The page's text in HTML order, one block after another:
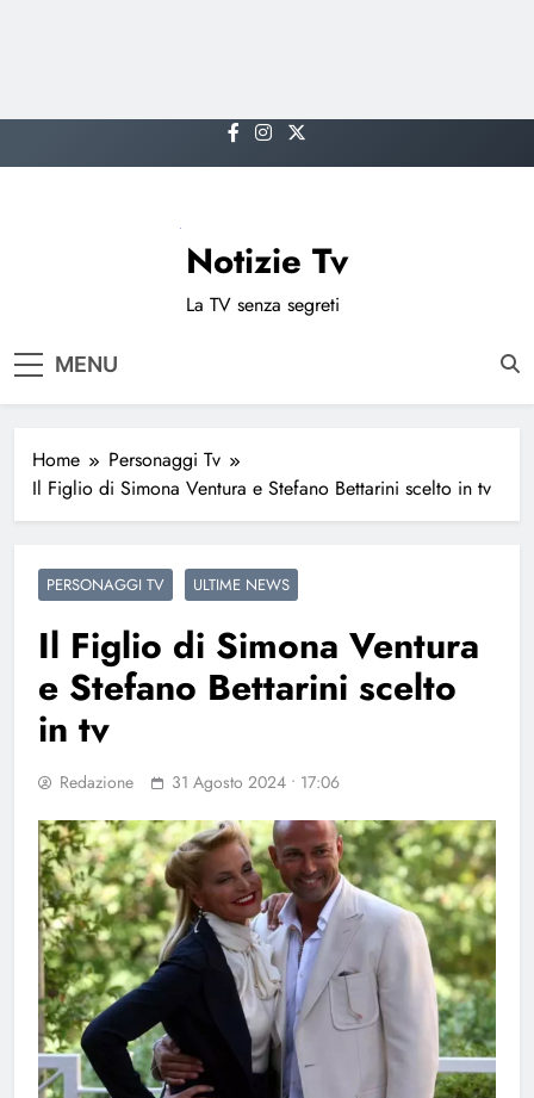
to
Notizie Tv
La TV senza segreti
MENU
Home
Personaggi Tv
Il Figlio di Simona Ventura e Stefano Bettarini scelto in tv
PERSONAGGI TV ULTIME NEWS
Il Figlio di Simona Ventura
e Stefano Bettarini scelto
in tv
Redazione 31 Agosto 2024 • 17:06